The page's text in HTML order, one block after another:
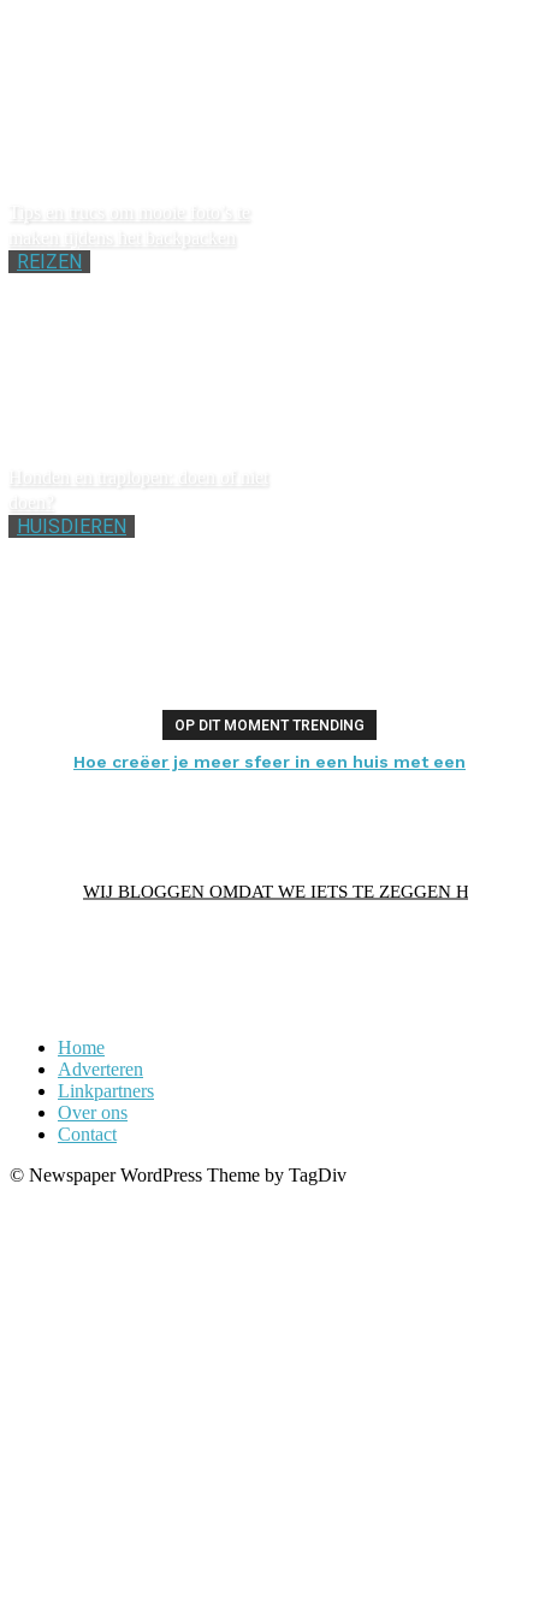
REIZEN
HUISDIEREN
OP DIT MOMENT TRENDING
Hoe creëer je meer sfeer in een huis met een
WIJ BLOGGEN OMDAT WE IETS TE ZEGGEN HEBBEN
Home
Adverteren
Linkpartners
Over ons
Contact
© Newspaper WordPress Theme by TagDiv